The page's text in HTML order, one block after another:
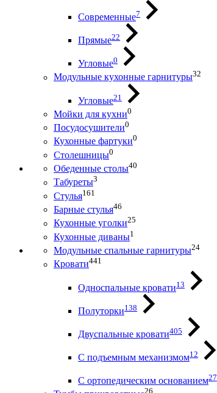
Современные7
Прямые22
Угловые0
Модульные кухонные гарнитуры32
Угловые21
Мойки для кухни0
Посудосушители0
Кухонные фартуки0
Столешницы0
Обеденные столы40
Табуреты3
Стулья161
Барные стулья46
Кухонные уголки25
Кухонные диваны1
Модульные спальные гарнитуры24
Кровати441
Односпальные кровати13
Полуторки138
Двуспальные кровати405
С подъемным механизмом12
С ортопедическим основанием27
26